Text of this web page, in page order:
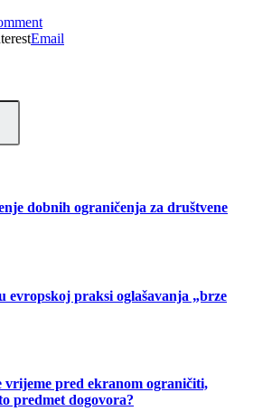
Email
dobnih ograničenja za društvene
evropskoj praksi oglašavanja „brze
vrijeme pred ekranom ograničiti,
predmet dogovora?